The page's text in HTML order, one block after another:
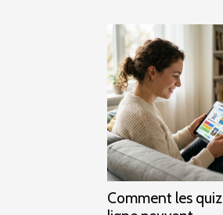
Comment les